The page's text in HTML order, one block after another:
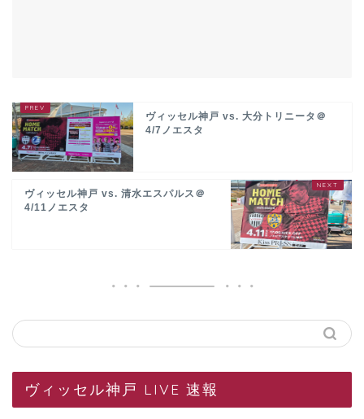
ヴィッセル神戸 vs. 大分トリニータ＠
4/7ノエスタ
ヴィッセル神戸 vs. 清水エスパルス＠
4/11ノエスタ
ヴィッセル神戸 LIVE 速報